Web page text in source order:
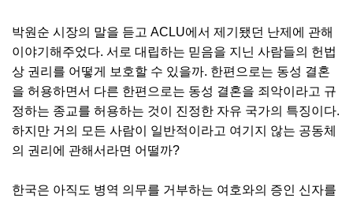
박원순 시장의 말을 듣고 ACLU에서 제기됐던 난제에 관해
이야기해주었다. 서로 대립하는 믿음을 지닌 사람들의 헌법
상 권리를 어떻게 보호할 수 있을까. 한편으로는 동성 결혼
을 허용하면서 다른 한편으로는 동성 결혼을 죄악이라고 규
정하는 종교를 허용하는 것이 진정한 자유 국가의 특징이다.
하지만 거의 모든 사람이 일반적이라고 여기지 않는 공동체
의 권리에 관해서라면 어떨까?
한국은 아직도 병역 의무를 거부하는 여호와의 증인 신자를